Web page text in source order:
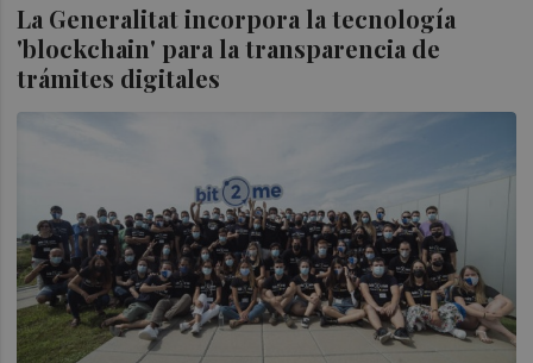
La Generalitat incorpora la tecnología
'blockchain' para la transparencia de
trámites digitales